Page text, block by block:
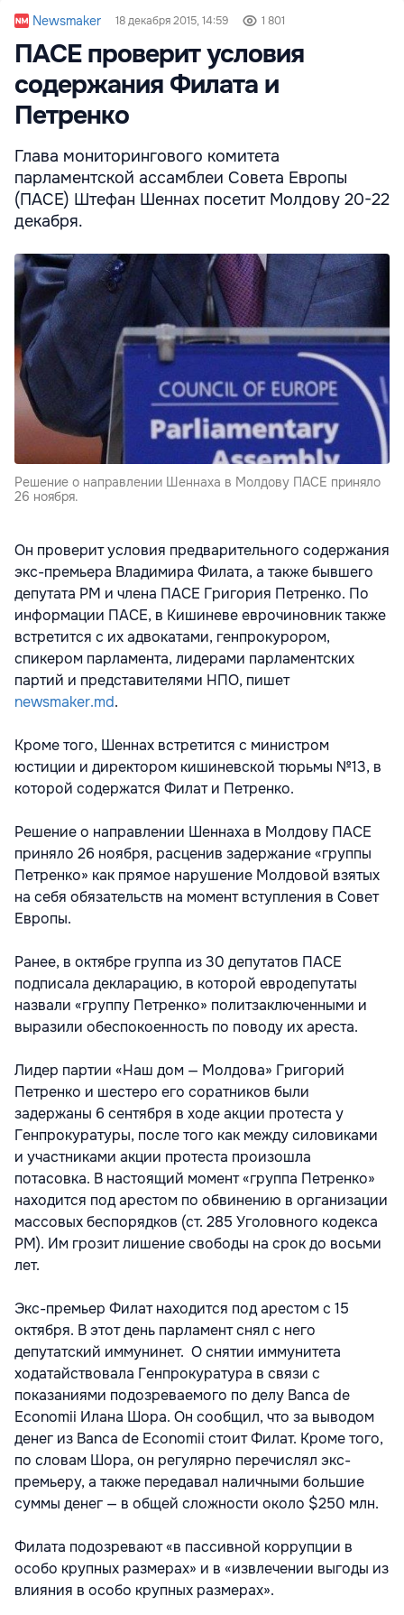
Newsmaker 18 декабря 2015, 14:59 1 801
ПАСЕ проверит условия
содержания Филата и
Петренко
Глава мониторингового комитета
парламентской ассамблеи Совета Европы
(ПАСЕ) Штефан Шеннах посетит Молдову 20-22
декабря.
Решение о направлении Шеннаха в Молдову ПАСЕ приняло
26 ноября.
Он проверит условия предварительного содержания
экс-премьера Владимира Филата, а также бывшего
депутата РМ и члена ПАСЕ Григория Петренко. По
информации ПАСЕ, в Кишиневе еврочиновник также
встретится с их адвокатами, генпрокурором,
спикером парламента, лидерами парламентских
партий и представителями НПО, пишет
newsmaker.md.
Кроме того, Шеннах встретится с министром
юстиции и директором кишиневской тюрьмы №13, в
которой содержатся Филат и Петренко.
Решение о направлении Шеннаха в Молдову ПАСЕ
приняло 26 ноября, расценив задержание «группы
Петренко» как прямое нарушение Молдовой взятых
на себя обязательств на момент вступления в Совет
Европы.
Ранее, в октябре группа из 30 депутатов ПАСЕ
подписала декларацию, в которой евродепутаты
назвали «группу Петренко» политзаключенными и
выразили обеспокоенность по поводу их ареста.
Лидер партии «Наш дом — Молдова» Григорий
Петренко и шестеро его соратников были
задержаны 6 сентября в ходе акции протеста у
Генпрокуратуры, после того как между силовиками
и участниками акции протеста произошла
потасовка. В настоящий момент «группа Петренко»
находится под арестом по обвинению в организации
массовых беспорядков (ст. 285 Уголовного кодекса
РМ). Им грозит лишение свободы на срок до восьми
лет.
Экс-премьер Филат находится под арестом с 15
октября. В этот день парламент снял с него
депутатский иммунинет. О снятии иммунитета
ходатайствовала Генпрокуратура в связи с
показаниями подозреваемого по делу Banca de
Economii Илана Шора. Он сообщил, что за выводом
денег из Banca de Economii стоит Филат. Кроме того,
по словам Шора, он регулярно перечислял экс-
премьеру, а также передавал наличными большие
суммы денег — в общей сложности около $250 млн.
Филата подозревают «в пассивной коррупции в
особо крупных размерах» и в «извлечении выгоды из
влияния в особо крупных размерах».